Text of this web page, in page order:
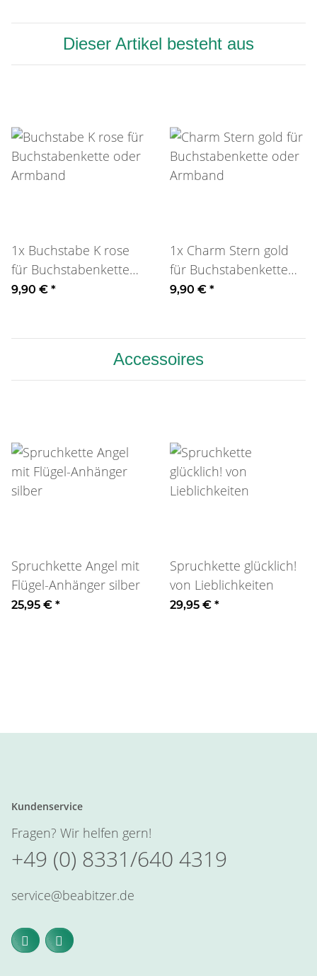
Dieser Artikel besteht aus
1x Buchstabe K rose
für Buchstabenkette
oder Armband
9,90 € *
1x Charm Stern gold
für Buchstabenkette
oder Armband
9,90 € *
Accessoires
Spruchkette Angel mit
Flügel-Anhänger silber
25,95 € *
Spruchkette glücklich!
von Lieblichkeiten
29,95 € *
Kundenservice
Fragen? Wir helfen gern!
+49 (0) 8331/640 4319
service@beabitzer.de